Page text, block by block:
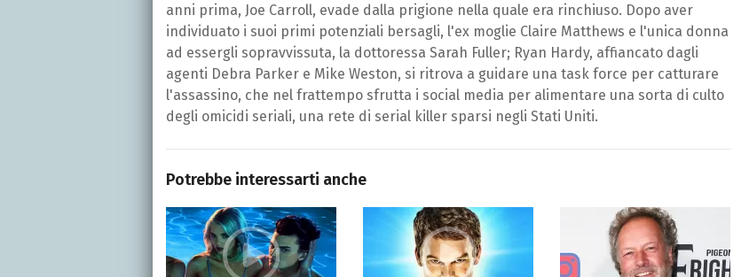
anni prima, Joe Carroll, evade dalla prigione nella quale era rinchiuso. Dopo aver
individuato i suoi primi potenziali bersagli, l'ex moglie Claire Matthews e l'unica donna
ad essergli sopravvissuta, la dottoressa Sarah Fuller; Ryan Hardy, affiancato dagli
agenti Debra Parker e Mike Weston, si ritrova a guidare una task force per catturare
l'assassino, che nel frattempo sfrutta i social media per alimentare una sorta di culto
degli omicidi seriali, una rete di serial killer sparsi negli Stati Uniti.
Potrebbe interessarti anche